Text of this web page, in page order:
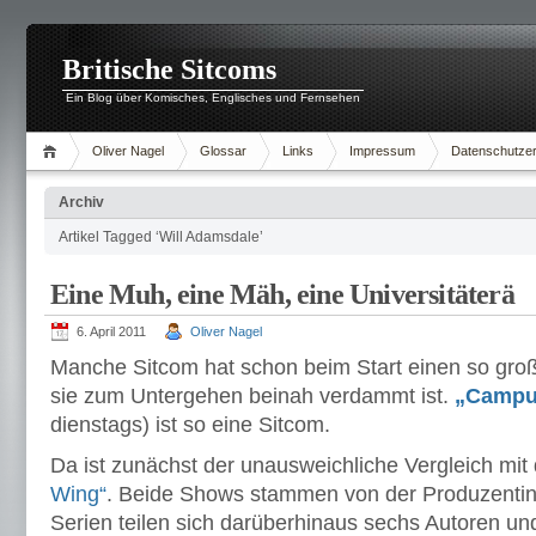
Britische Sitcoms
Ein Blog über Komisches, Englisches und Fernsehen
Oliver Nagel Glossar Links Impressum
Archiv
Artikel Tagged ‘Will Adamsdale’
Eine Muh, eine Mäh, eine Universitäterä
6. April 2011 Oliver Nagel
Manche Sitcom hat schon beim Start einen so
sie zum Untergehen beinah verdammt ist.
dienstags) ist so eine Sitcom.
Da ist zunächst der unausweichliche Vergleich
Wing“. Beide Shows stammen von der
Serien teilen sich darüberhinaus sechs Autoren